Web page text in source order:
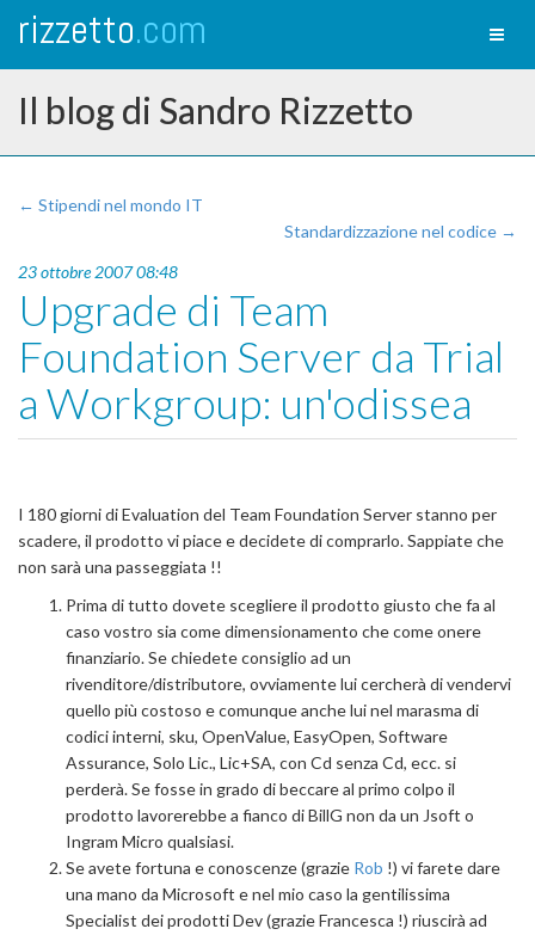
rizzetto.com
Il blog di Sandro Rizzetto
← Stipendi nel mondo IT
Standardizzazione nel codice →
23 ottobre 2007 08:48
Upgrade di Team
Foundation Server da Trial
a Workgroup: un'odissea
I 180 giorni di Evaluation del Team Foundation Server stanno per
scadere, il prodotto vi piace e decidete di comprarlo. Sappiate che
non sarà una passeggiata !!
Prima di tutto dovete scegliere il prodotto giusto che fa al
caso vostro sia come dimensionamento che come onere
finanziario. Se chiedete consiglio ad un
rivenditore/distributore, ovviamente lui cercherà di vendervi
quello più costoso e comunque anche lui nel marasma di
codici interni, sku, OpenValue, EasyOpen, Software
Assurance, Solo Lic., Lic+SA, con Cd senza Cd, ecc. si
perderà. Se fosse in grado di beccare al primo colpo il
prodotto lavorerebbe a fianco di BillG non da un Jsoft o
Ingram Micro qualsiasi.
Se avete fortuna e conoscenze (grazie Rob !) vi farete dare
una mano da Microsoft e nel mio caso la gentilissima
Specialist dei prodotti Dev (grazie Francesca !) riuscirà ad